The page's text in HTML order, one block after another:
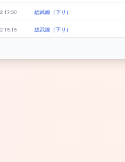
17:30 総武線（下り）
15:15 総武線（下り）